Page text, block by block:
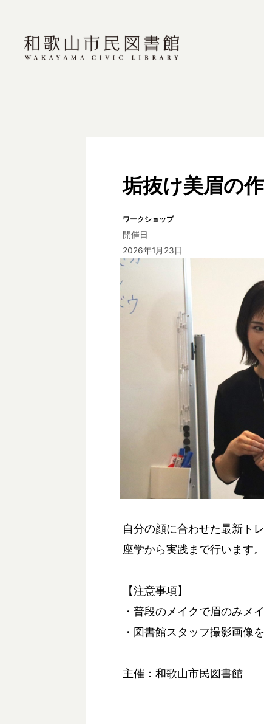
垢抜け美眉の
ワークショップ
開催日
2026年1月23日
自分の顔に合わせた最新ト
座学から実践まで行います。
【注意事項】
・普段のメイクで眉のみメ
・図書館スタッフ撮影画像
主催：和歌山市民図書館